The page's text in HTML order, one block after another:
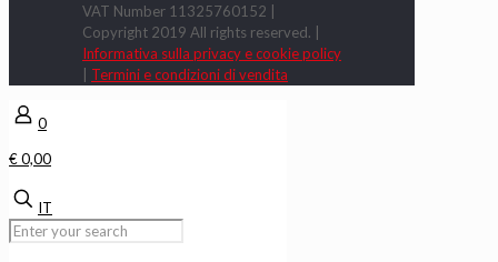
VAT Number 11325760152 |
Copyright 2019 All rights reserved. |
Informativa sulla privacy e cookie policy
Termini e condizioni di vendita
0
€ 0,00
IT